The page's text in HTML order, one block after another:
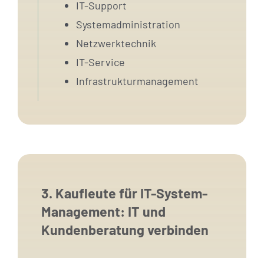
IT-Support
Systemadministration
Netzwerktechnik
IT-Service
Infrastrukturmanagement
3. Kaufleute für IT-System-
Management: IT und
Kundenberatung verbinden